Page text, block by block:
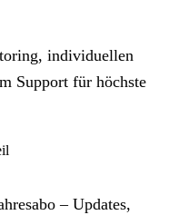
individuellen
Support für höchste
– Updates,